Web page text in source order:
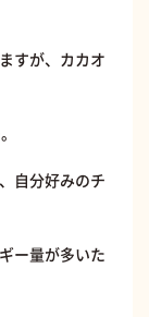
すが、カカオ
自分好みのチ
ー量が多いた